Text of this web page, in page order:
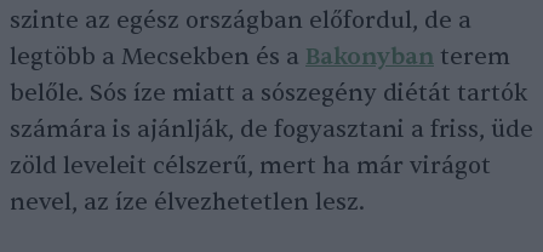
szinte az egész országban előfordul, de a
legtöbb a Mecsekben és a Bakonyban terem
belőle. Sós íze miatt a sószegény diétát tartók
számára is ajánlják, de fogyasztani a friss, üde
zöld leveleit célszerű, mert ha már virágot
nevel, az íze élvezhetetlen lesz.